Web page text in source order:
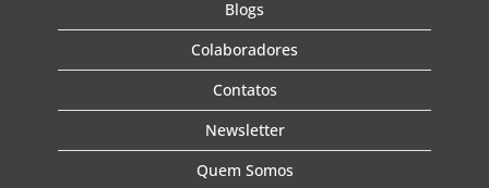
Blogs
Colaboradores
Contatos
Newsletter
Quem Somos